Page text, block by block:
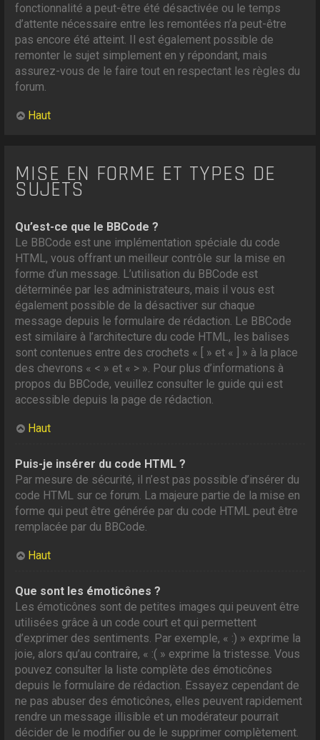
fonctionnalité a peut-être été désactivée ou le temps
d’attente nécessaire entre les remontées n’a peut-être
pas encore été atteint. Il est également possible de
remonter le sujet simplement en y répondant, mais
assurez-vous de le faire tout en respectant les règles du
forum.
Haut
MISE EN FORME ET TYPES DE
SUJETS
Qu’est-ce que le BBCode ?
Le BBCode est une implémentation spéciale du code
HTML, vous offrant un meilleur contrôle sur la mise en
forme d’un message. L’utilisation du BBCode est
déterminée par les administrateurs, mais il vous est
également possible de la désactiver sur chaque
message depuis le formulaire de rédaction. Le BBCode
est similaire à l’architecture du code HTML, les balises
sont contenues entre des crochets « [ » et « ] » à la place
des chevrons « < » et « > ». Pour plus d’informations à
propos du BBCode, veuillez consulter le guide qui est
accessible depuis la page de rédaction.
Haut
Puis-je insérer du code HTML ?
Par mesure de sécurité, il n’est pas possible d’insérer du
code HTML sur ce forum. La majeure partie de la mise en
forme qui peut être générée par du code HTML peut être
remplacée par du BBCode.
Haut
Que sont les émoticônes ?
Les émoticônes sont de petites images qui peuvent être
utilisées grâce à un code court et qui permettent
d’exprimer des sentiments. Par exemple, « :) » exprime la
joie, alors qu’au contraire, « :( » exprime la tristesse. Vous
pouvez consulter la liste complète des émoticônes
depuis le formulaire de rédaction. Essayez cependant de
ne pas abuser des émoticônes, elles peuvent rapidement
rendre un message illisible et un modérateur pourrait
décider de le modifier ou de le supprimer complètement.